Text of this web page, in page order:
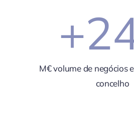
+
M€ volume de negócios
concelho